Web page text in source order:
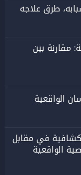
طرق علاجه
مقارنة بين
الواقعية
في مقابل
الواقعية